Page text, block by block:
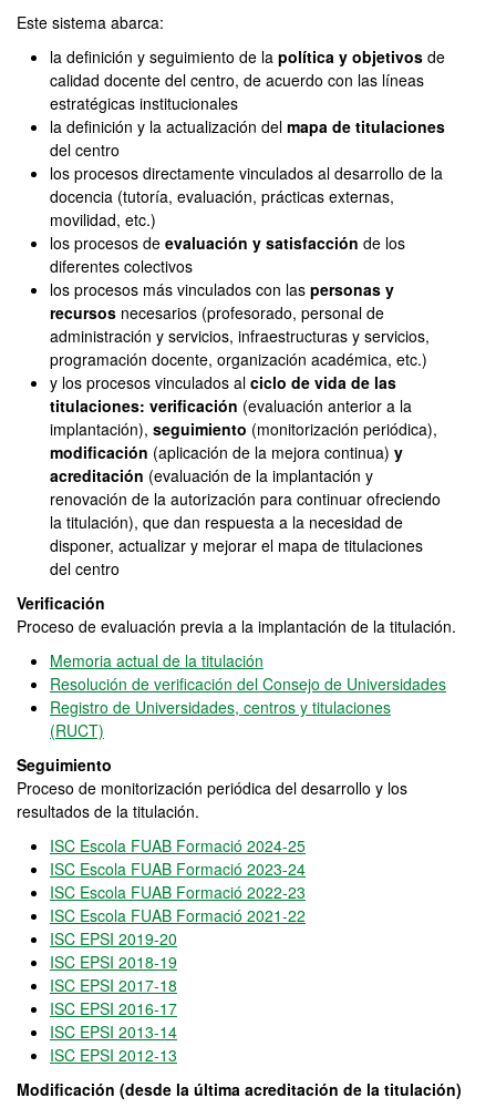
Este sistema abarca:
la definición y seguimiento de la política y objetivos de
calidad docente del centro, de acuerdo con las líneas
estratégicas institucionales
la definición y la actualización del mapa de titulaciones
del centro
los procesos directamente vinculados al desarrollo de la
docencia (tutoría, evaluación, prácticas externas,
movilidad, etc.)
los procesos de evaluación y satisfacción de los
diferentes colectivos
los procesos más vinculados con las personas y
recursos necesarios (profesorado, personal de
administración y servicios, infraestructuras y servicios,
programación docente, organización académica, etc.)
y los procesos vinculados al ciclo de vida de las
titulaciones: verificación (evaluación anterior a la
implantación), seguimiento (monitorización periódica),
modificación (aplicación de la mejora continua) y
acreditación (evaluación de la implantación y
renovación de la autorización para continuar ofreciendo
la titulación), que dan respuesta a la necesidad de
disponer, actualizar y mejorar el mapa de titulaciones
del centro
Verificación
Proceso de evaluación previa a la implantación de la titulación.
Memoria actual de la titulación
Resolución de verificación del Consejo de Universidades
Registro de Universidades, centros y titulaciones
(RUCT)
Seguimiento
Proceso de monitorización periódica del desarrollo y los
resultados de la titulación.
ISC Escola FUAB Formació 2024-25
ISC Escola FUAB Formació 2023-24
ISC Escola FUAB Formació 2022-23
ISC Escola FUAB Formació 2021-22
ISC EPSI 2019-20
ISC EPSI 2018-19
ISC EPSI 2017-18
ISC EPSI 2016-17
ISC EPSI 2013-14
ISC EPSI 2012-13
Modificación (desde la última acreditación de la titulación)